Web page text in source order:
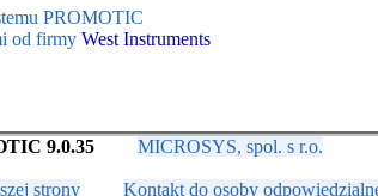
PROMOTIC
od firmy West Instruments
9.0.35 MICROSYS, spol. s r.o.
strony Kontakt do osoby